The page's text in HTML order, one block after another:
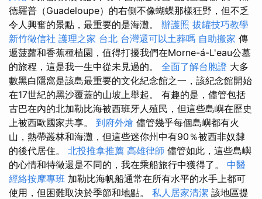
德羅普（Guadeloupe）的右側不像蝴蝶那樣狂野，但不乏
令人興奮的景點，最重要的是海灘。 辦護照 拔罐技巧教學
新竹徵信社 護理之家 台北 台灣還可以土葬嗎 自助搬家 傳
遞菠蘿和香蕉種植園，值得打擾我們在Morne-á-L'eau公墓
的旅程，這是我一生中從未見過的。 全面了解台胞證 大多
數黑白隱窩是該島最重要的文化紀念館之一，該紀念館開始
在17世紀的黑沙覆蓋的山坡上舉起。 有趣的是，儘管包括
古巴在內的北加勒比海被西班牙人殖民，但這些島嶼在歷史
上被西歐國家共享。 到府外燴 儘管幾乎每個島嶼都有火
山，熱帶叢林和海灘，但這些迷你州中有90％被西非奴隸
的後代居住。 北投推拿推薦 高雄律師 儘管如此，這些島嶼
的心情和特徵還是不同的，我在乘船旅行中獲得了。 中醫
經絡按摩專班 加勒比海帆船通常在所有水平的水手上都可
使用，但困難取決於季節和地點。 私人居家清潔 該地區提